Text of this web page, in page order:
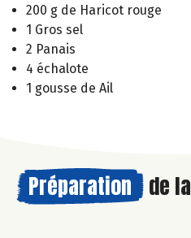
200 g de Haricot rouge
1 Gros sel
2 Panais
4 échalote
1 gousse de Ail
Préparation de la